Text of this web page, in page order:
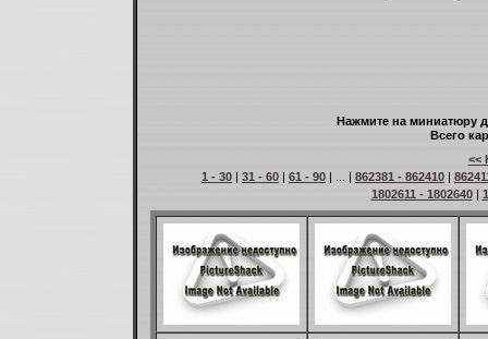
Нажмите на миниатюру
Всего
<<
1 - 30 | 31 - 60 | 61 - 90 | ... | 862381 - 862410 |
1802611 - 1802640|